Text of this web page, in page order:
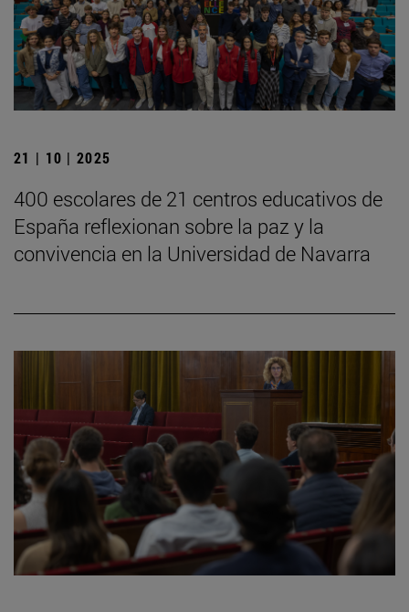
21 | 10 | 2025
400 escolares de 21 centros educativos de
España reflexionan sobre la paz y la
convivencia en la Universidad de Navarra